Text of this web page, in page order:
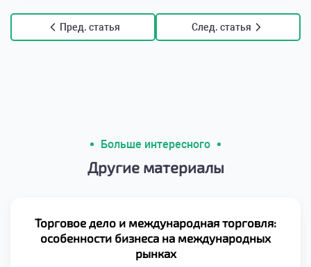
Пред. статья След. статья
Больше интересного
Другие материалы
Торговое дело и международная торговля:
особенности бизнеса на международных
рынках